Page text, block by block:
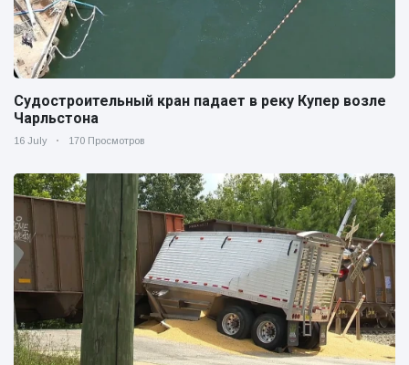
Судостроительный кран падает в реку Купер возле
Чарльстона
16 July 170 Просмотров